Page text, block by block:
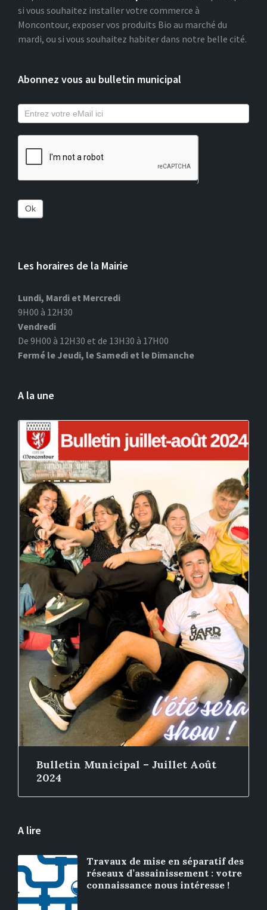
si vous souhaitez installer votre commerce à
Moncontour, exposer vos produits Bio au marché du
mardi, ou si vous souhaitez habiter dans notre belle cité.
Abonnez vous au bulletin municipal
Ok
Les horaires de la Mairie
Lundi, Mardi et Mercredi
9H00 à 12H30
Vendredi
De 9H00 à 12H30 et de 13H30 à 17H00
Fermé le Jeudi, le Samedi et le Dimanche
A la une
Bulletin Municipal – Juillet Août
2024
A lire
Travaux de mise en séparatif des
réseaux d’assainissement : votre
connaissance nous intéresse !